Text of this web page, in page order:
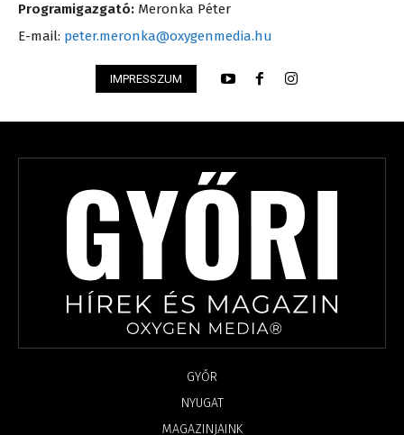
Programigazgató: Meronka Péter
E-mail: peter.meronka@oxygenmedia.hu
IMPRESSZUM
GYŐR
NYUGAT
MAGAZINJAINK